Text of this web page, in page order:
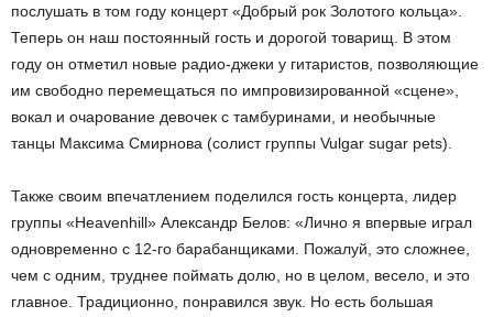
послушать в том году концерт «Добрый рок Золотого кольца».
Теперь он наш постоянный гость и дорогой товарищ. В этом
году он отметил новые радио-джеки у гитаристов, позволяющие
им свободно перемещаться по импровизированной «сцене»,
вокал и очарование девочек с тамбуринами, и необычные
танцы Максима Смирнова (солист группы Vulgar sugar pets).
Также своим впечатлением поделился гость концерта, лидер
группы «Heavenhill» Александр Белов: «Лично я впервые играл
одновременно с 12-го барабанщиками. Пожалуй, это сложнее,
чем с одним, труднее поймать долю, но в целом, весело, и это
главное. Традиционно, понравился звук. Но есть большая